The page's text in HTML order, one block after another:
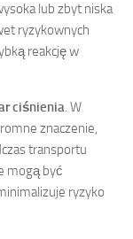
lub zbyt niska
ryzykownych
reakcję w
ciśnienia. W
znaczenie,
transportu
mogą być
ryzyko